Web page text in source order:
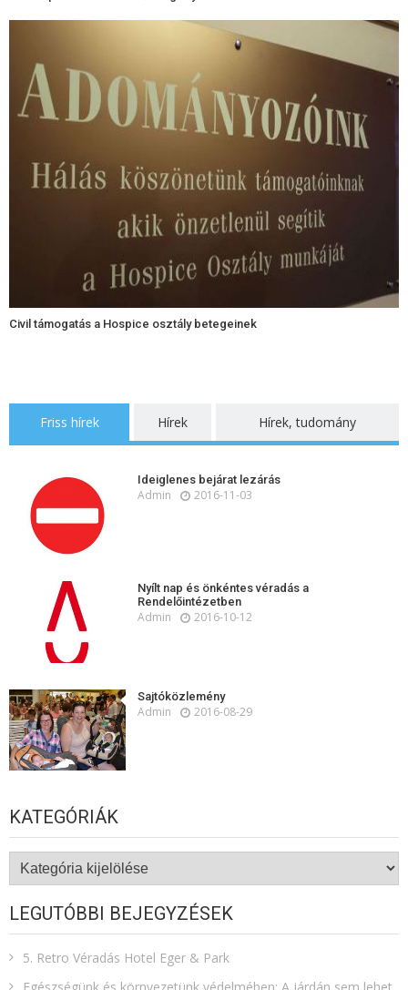
Civil támogatás a Hospice osztály betegeinek
Friss hírek Hírek Hírek, tudomány
Ideiglenes bejárat lezárás
Admin 2016-11-03
Nyílt nap és önkéntes véradás a
Rendelőintézetben
Admin 2016-10-12
Sajtóközlemény
Admin 2016-08-29
KATEGÓRIÁK
Kategóriák
LEGUTÓBBI BEJEGYZÉSEK
5. Retro Véradás Hotel Eger & Park